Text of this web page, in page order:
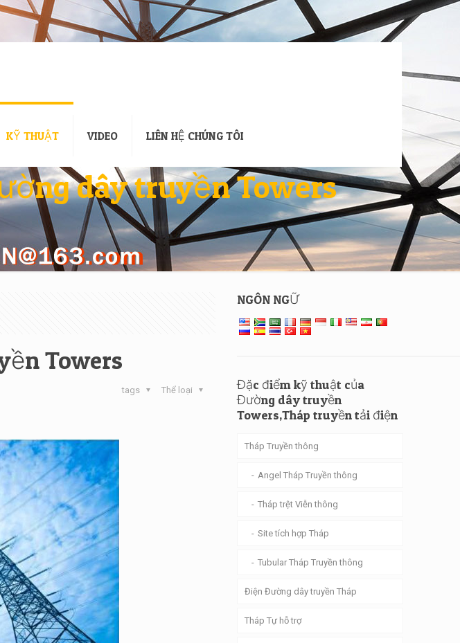
KỸ THUẬT VIDEO LIÊN HỆ CHÚNG TÔI
dây truyền Towers
Towers
Thể loại
tags
NGÔN NGỮ
Đặc điểm kỹ thuật của
Đường dây truyền
Towers,Tháp truyền tải điện
Tháp Truyền thông
Angel Tháp Truyền thông
Tháp trệt Viễn thông
Site tích hợp Tháp
Tubular Tháp Truyền thông
Điện Đường dây truyền Tháp
Tháp Tự hỗ trợ